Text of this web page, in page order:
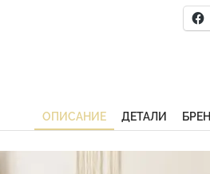
ОПИСАНИЕ ДЕТАЛИ